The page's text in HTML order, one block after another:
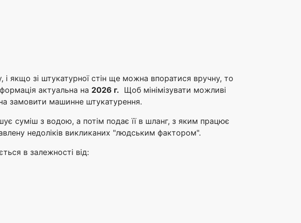
якщо зі штукатурної стін ще можна впоратися вручну, то
актуальна на 2026 г. Щоб мінімізувати можливі
замовити машинне штукатурення.
суміш з водою, а потім подає її в шланг, з яким працює
недоліків викликаних "людським фактором".
в залежності від: